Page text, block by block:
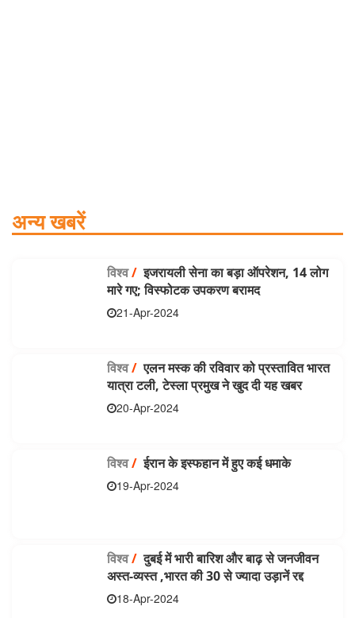
अन्य खबरें
विश्व/इजरायली सेना का बड़ा ऑपरेशन, 14 लोग
मारे गए; विस्फोटक उपकरण बरामद
21-Apr-2024
विश्व/एलन मस्क की रविवार को प्रस्तावित भारत
यात्रा टली, टेस्ला प्रमुख ने खुद दी यह खबर
20-Apr-2024
विश्व/ईरान के इस्फहान में हुए कई धमाके
19-Apr-2024
विश्व/दुबई में भारी बारिश और बाढ़ से जनजीवन
अस्त-व्यस्त ,भारत की 30 से ज्यादा उड़ानें रद्द
18-Apr-2024